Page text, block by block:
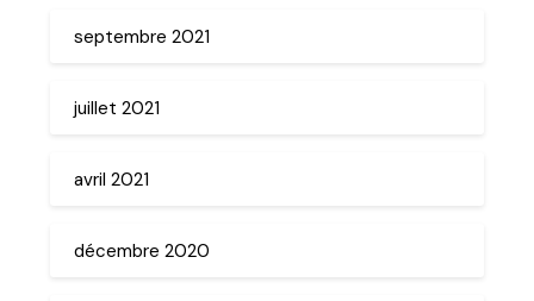
septembre 2021
juillet 2021
avril 2021
décembre 2020